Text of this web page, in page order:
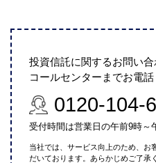
投資信託に関するお問い合
コールセンターまでお電
0120-104-
受付時間は営業日の午前9時～
当社では、サービス向上のため、お
だいております。あらかじめご了承